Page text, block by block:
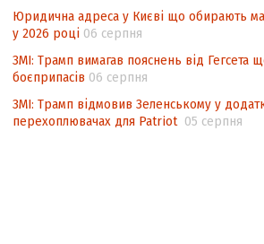
Юридична адреса у Києві що обирають
у 2026 році 06 серпня
ЗМІ: Трамп вимагав пояснень від Гегсета
боєприпасів 06 серпня
ЗМІ: Трамп відмовив Зеленському у
перехоплювачах для Patriot 05 серпня